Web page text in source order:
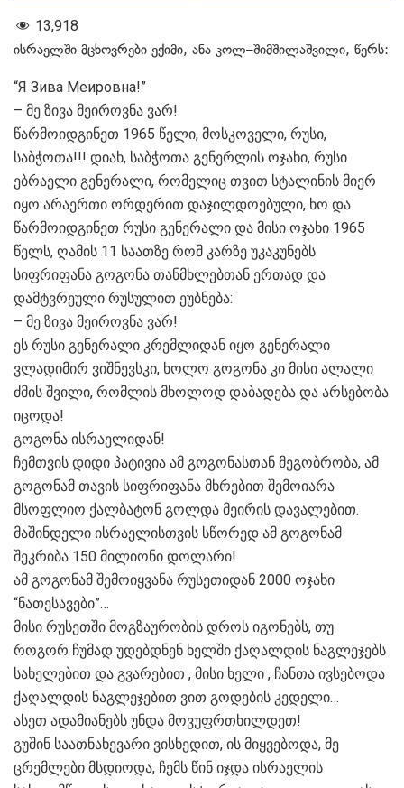
13,918
ისრაელში მცხოვრები ექიმი, ანა კოლ–შიმშილაშვილი, წერს:
“Я Зива Меировна!”
– მე ზივა მეიროვნა ვარ!
წარმოიდგინეთ 1965 წელი, მოსკოველი, რუსი,
საბჭოთა!!! დიახ, საბჭოთა გენერლის ოჯახი, რუსი
ებრაელი გენერალი, რომელიც თვით სტალინის მიერ
იყო არაერთი ორდერით დაჯილდოებული, ხო და
წარმოიდგინეთ რუსი გენერალი და მისი ოჯახი 1965
წელს, ღამის 11 საათზე რომ კარზე უკაკუნებს
სიფრიფანა გოგონა თანმხლებთან ერთად და
დამტვრეული რუსულით ეუბნება:
– მე ზივა მეიროვნა ვარ!
ეს რუსი გენერალი კრემლიდან იყო გენერალი
ვლადიმირ ვიშნევსკი, ხოლო გოგონა კი მისი ალალი
ძმის შვილი, რომლის მხოლოდ დაბადება და არსებობა
იცოდა!
გოგონა ისრაელიდან!
ჩემთვის დიდი პატივია ამ გოგონასთან მეგობრობა, ამ
გოგონამ თავის სიფრიფანა მხრებით შემოიარა
მსოფლიო ქალბატონ გოლდა მეირის დავალებით.
მაშინდელი ისრაელისთვის სწორედ ამ გოგონამ
შეკრიბა 150 მილიონი დოლარი!
ამ გოგონამ შემოიყვანა რუსეთიდან 2000 ოჯახი
“ნათესავები”…
მისი რუსეთში მოგზაურობის დროს იგონებს, თუ
როგორ ჩუმად უდებდნენ ხელში ქაღალდის ნაგლეჯებს
სახელებით და გვარებით , მისი ხელი , ჩანთა ივსებოდა
ქაღალდის ნაგლეჯებით ვით გოდების კედელი…
ასეთ ადამიანებს უნდა მოვუფრთხილდეთ!
გუშინ საათნახევარი ვისხედით, ის მიყვებოდა, მე
ცრემლები მსდიოდა, ჩემს წინ იჯდა ისრაელის